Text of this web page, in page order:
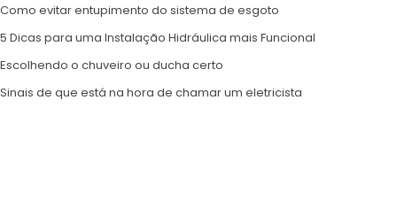
Como evitar entupimento do sistema de esgoto
5 Dicas para uma Instalação Hidráulica mais Funcional
Escolhendo o chuveiro ou ducha certo
Sinais de que está na hora de chamar um eletricista